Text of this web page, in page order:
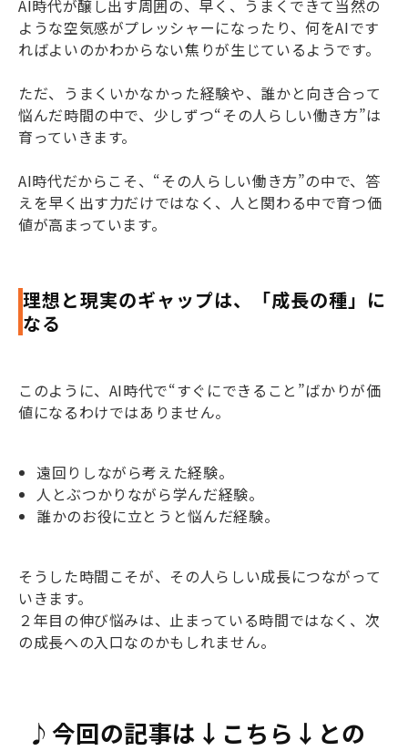
AI時代が醸し出す周囲の、早く、うまくできて当然の
ような空気感がプレッシャーになったり、何をAIです
ればよいのかわからない焦りが生じているようです。
ただ、うまくいかなかった経験や、誰かと向き合って
悩んだ時間の中で、少しずつ“その人らしい働き方”は
育っていきます。
AI時代だからこそ、“その人らしい働き方”の中で、答
えを早く出す力だけではなく、人と関わる中で育つ価
値が高まっています。
理想と現実のギャップは、「成長の種」に
なる
このように、AI時代で“すぐにできること”ばかりが価
値になるわけではありません。
遠回りしながら考えた経験。
人とぶつかりながら学んだ経験。
誰かのお役に立とうと悩んだ経験。
そうした時間こそが、その人らしい成長につながって
いきます。
２年目の伸び悩みは、止まっている時間ではなく、次
の成長への入口なのかもしれません。
♪今回の記事は↓こちら↓との